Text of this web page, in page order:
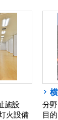
施設
火設備
分野
目